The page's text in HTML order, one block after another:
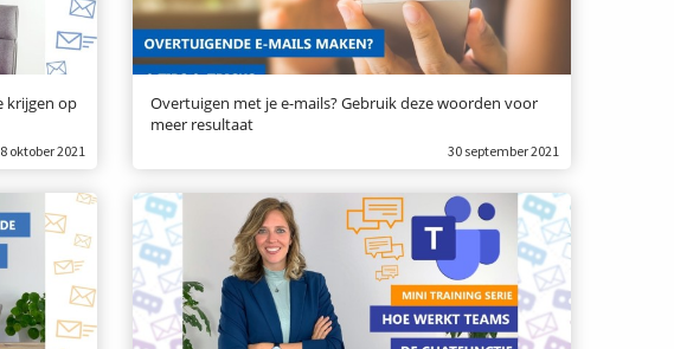
krijgen op
oktober 2021
Overtuigen met je e-mails? Gebruik deze woorden voor
meer resultaat
30 september 2021